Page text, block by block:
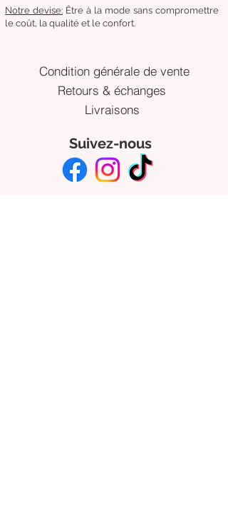
Notre devise: Être à la mode sans compromettre
le coût, la qualité et le confort.
Condition générale de vente
Retours & échanges
Livraisons
Suivez-nous